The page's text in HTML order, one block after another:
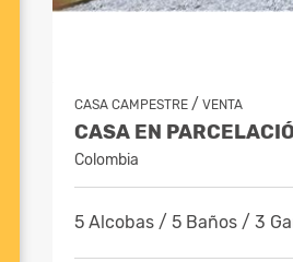
CASA CAMPESTRE / VENTA
Colombia
5 Alcobas / 5 Baños / 3